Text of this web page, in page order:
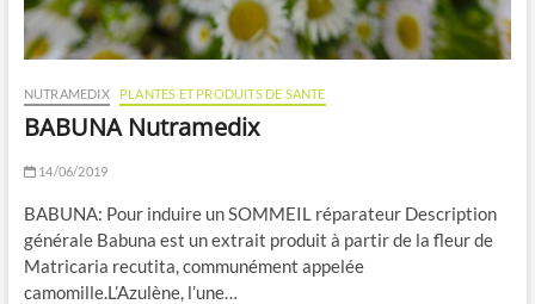
NUTRAMEDIX PLANTES ET PRODUITS DE SANTE
BABUNA Nutramedix
14/06/2019
BABUNA: Pour induire un SOMMEIL réparateur Description
générale Babuna est un extrait produit à partir de la fleur de
Matricaria recutita, communément appelée
camomille.L’Azulène, l’une…